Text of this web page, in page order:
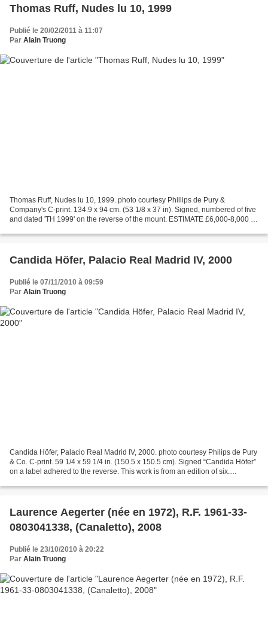
Thomas Ruff, Nudes lu 10, 1999
Publié le 20/02/2011 à 11:07
Par Alain Truong
Thomas Ruff, Nudes lu 10, 1999. photo courtesy Phillips de Pury &
Company's C-print. 134.9 x 94 cm. (53 1/8 x 37 in). Signed, numbered of five
and dated 'TH 1999' on the reverse of the mount. ESTIMATE £6,000-8,000 -
Candida Höfer, Palacio Real Madrid IV, 2000
Publié le 07/11/2010 à 09:59
Par Alain Truong
Candida Höfer, Palacio Real Madrid IV, 2000. photo courtesy Philips de Pury
& Co. C-print. 59 1/4 x 59 1/4 in. (150.5 x 150.5 cm). Signed “Candida Höfer”
on a label adhered to the reverse. This work is from an edition of six.
Laurence Aegerter (née en 1972), R.F. 1961-33-
0803041338, (Canaletto), 2008
Publié le 23/10/2010 à 20:22
Par Alain Truong